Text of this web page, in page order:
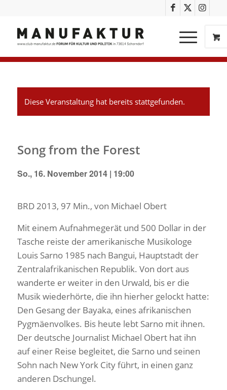
Diese Veranstaltung hat bereits stattgefunden.
Song from the Forest
So., 16. November 2014 | 19:00
BRD 2013, 97 Min., von Michael Obert
Mit einem Aufnahmegerät und 500 Dollar in der
Tasche reiste der amerikanische Musikologe
Louis Sarno 1985 nach Bangui, Hauptstadt der
Zentralafrikanischen Republik. Von dort aus
wanderte er weiter in den Urwald, bis er die
Musik wiederhörte, die ihn hierher gelockt hatte:
Den Gesang der Bayaka, eines afrikanischen
Pygmäenvolkes. Bis heute lebt Sarno mit ihnen.
Der deutsche Journalist Michael Obert hat ihn
auf einer Reise begleitet, die Sarno und seinen
Sohn nach New York City führt, in einen ganz
anderen Dschungel.